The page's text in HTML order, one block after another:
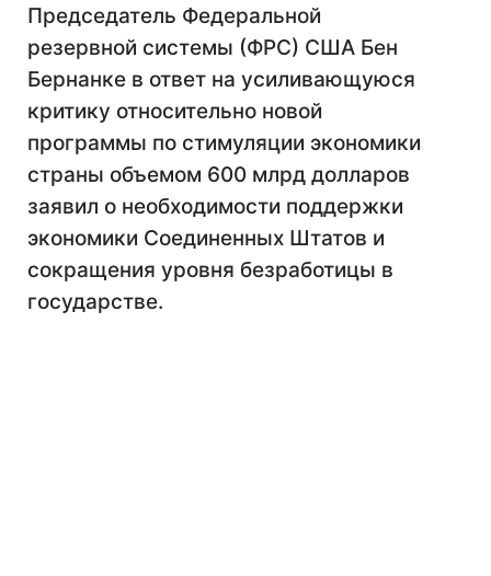
Председатель Федеральной
резервной системы (ФРС) США Бен
Бернанке в ответ на усиливающуюся
критику относительно новой
программы по стимуляции экономики
страны объемом 600 млрд долларов
заявил о необходимости поддержки
экономики Соединенных Штатов и
сокращения уровня безработицы в
государстве.